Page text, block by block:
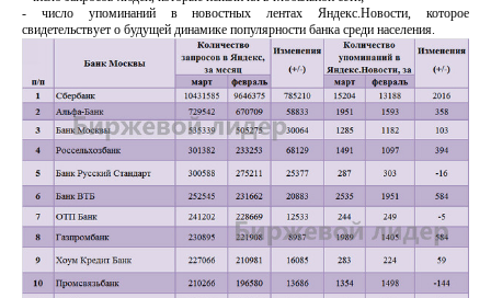
- число упоминаний в новостных лентах Яндекс.Новости, которое
свидетельствует о будущей динамике популярности банка среди населения.